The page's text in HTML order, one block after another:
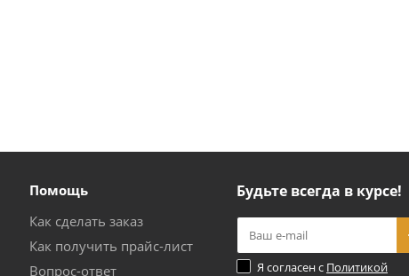
Помощь
Как сделать заказ
Как получить прайс-лист
Вопрос-ответ
Будьте всегда в курсе!
Я согласен с Политикой